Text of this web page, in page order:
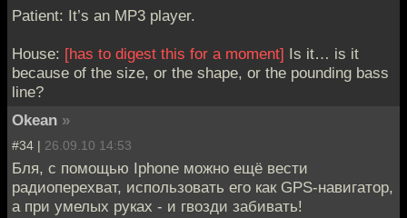
Patient: It’s an MP3 player.
House: [has to digest this for a moment] Is it… is it
because of the size, or the shape, or the pounding bass
line?
Okean »
#34 | 26.09.10 14:53
Бля, с помощью Iphone можно ещё вести
радиоперехват, использовать его как GPS-навигатор,
а при умелых руках - и гвозди забивать!